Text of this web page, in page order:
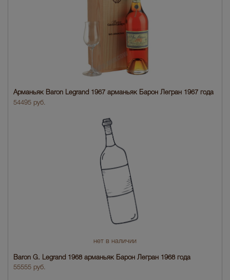
Арманьяк Baron Legrand 1967 арманьяк Барон Легран 1967 года
54495 руб.
нет в наличии
Baron G. Legrand 1968 арманьяк Барон Легран 1968 года
55555 руб.